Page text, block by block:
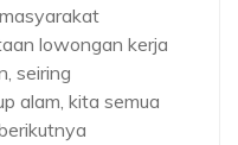
lowongan kerja
seiring
alam, kita semua